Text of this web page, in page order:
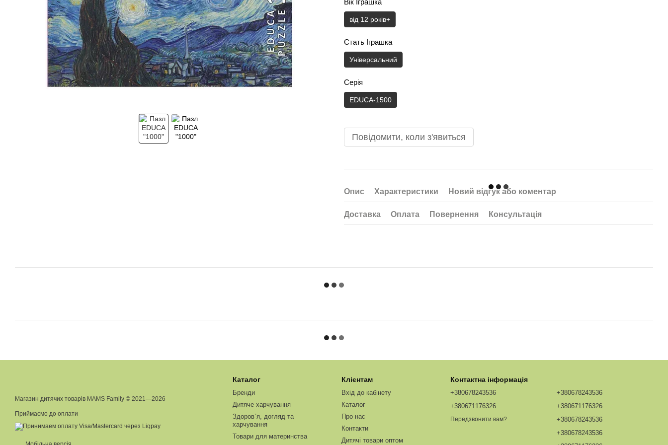
Вік Іграшка
від 12 років+
Стать Іграшка
Універсальний
Серія
EDUCA-1500
Повідомити, коли з'явиться
Опис Характеристики Новий відгук або коментар
Доставка Оплата Повернення Консультація
Магазин дитячих товарів MAMS Family © 2021—2026
Приймаємо до оплати
Каталог
Бренди
Дитяче харчування
Здоров`я, догляд та
харчування
Товари для материнства
Клієнтам
Вхід до кабінету
Каталог
Про нас
Контакти
Дитячі товари оптом
Контактна інформація
+380678243536
+380671176326
Передзвонити вам?
+380678243536
+380671176326
+380678243536
+380678243536